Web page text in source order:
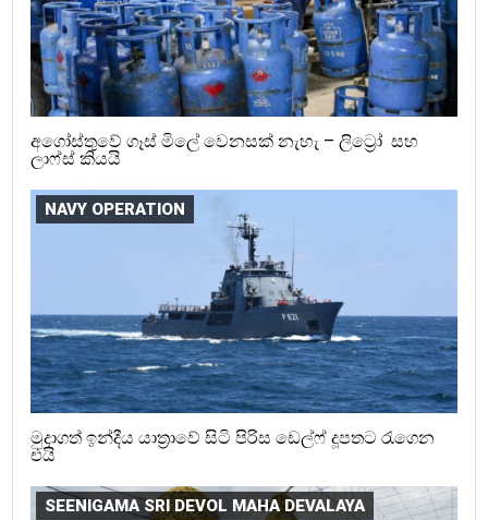
අගෝස්තුවේ ගෑස් මිලේ වෙනසක් නැහැ – ලිට්‍රෝ සහ
ලාෆ්ස් කියයි
NAVY OPERATION
මුදාගත් ඉන්දීය යාත්‍රාවේ සිටි පිරිස ඩෙල්ෆ් දූපතට රැගෙන
එයි
SEENIGAMA SRI DEVOL MAHA DEVALAYA